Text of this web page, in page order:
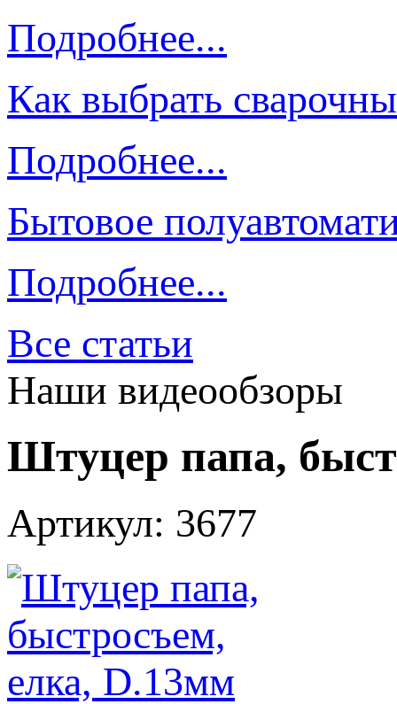
Подробнее...
Как выбрать
Подробнее...
Бытовое
Подробнее...
Все статьи
Наши видеообзоры
Штуцер папа,
Артикул: 3677